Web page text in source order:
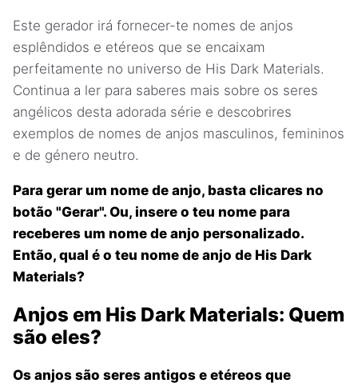
Este gerador irá fornecer-te nomes de anjos
esplêndidos e etéreos que se encaixam
perfeitamente no universo de His Dark Materials.
Continua a ler para saberes mais sobre os seres
angélicos desta adorada série e descobrires
exemplos de nomes de anjos masculinos, femininos
e de género neutro.
Para gerar um nome de anjo, basta clicares no
botão "Gerar". Ou, insere o teu nome para
receberes um nome de anjo personalizado.
Então, qual é o teu nome de anjo de His Dark
Materials?
Anjos em His Dark Materials: Quem
são eles?
Os anjos são seres antigos e etéreos que